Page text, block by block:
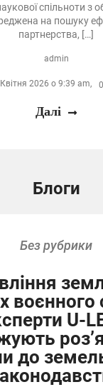
спільноти з
на пошуку
партнерства, […]
admin
2026 о 9:39 am, 0
Далі
Блоги
Без рубрики
воєнного
U-
до